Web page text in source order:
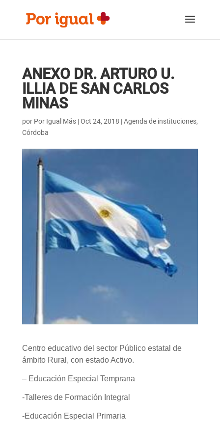
contenido
navegación
ANEXO DR. ARTURO U.
ILLIA DE SAN CARLOS
MINAS
por Por Igual Más|Oct 24, 2018 |Agenda de instituciones,
Córdoba
Centro educativo del sector Público estatal de
ámbito Rural, con estado Activo.
– Educación Especial Temprana
-Talleres de Formación Integral
-Educación Especial Primaria